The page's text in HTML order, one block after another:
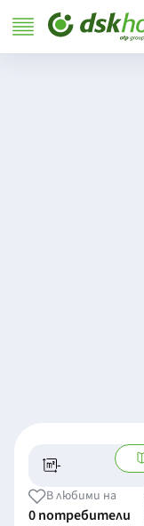
-
В любими на
0 потребители